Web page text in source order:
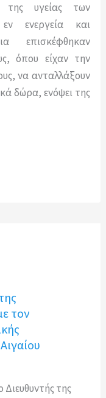
της υγείας των
εν ενεργεία και
επισκέφθηκαν
όπου είχαν την
να ανταλλάξουν
δώρα, ενόψει της
τον
Διευθυντής της